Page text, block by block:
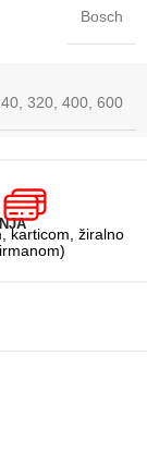
Bosch
320 400 600
karticom, žiralno